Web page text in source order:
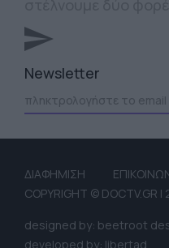
Newsletter
ΔΙΑΦΗΜΙΣΗ
COPYRIGHT © DOCTV.GR
designed by: beetroot
developed by: libertad